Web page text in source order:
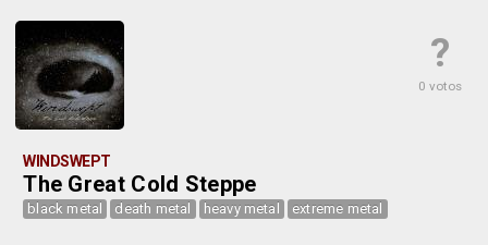
?
0 votos
WINDSWEPT
The Great Cold Steppe
black metal death metal heavy metal extreme metal